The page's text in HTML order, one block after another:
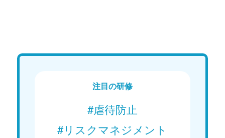
注目の研修
#虐待防止
#リスクマネジメント